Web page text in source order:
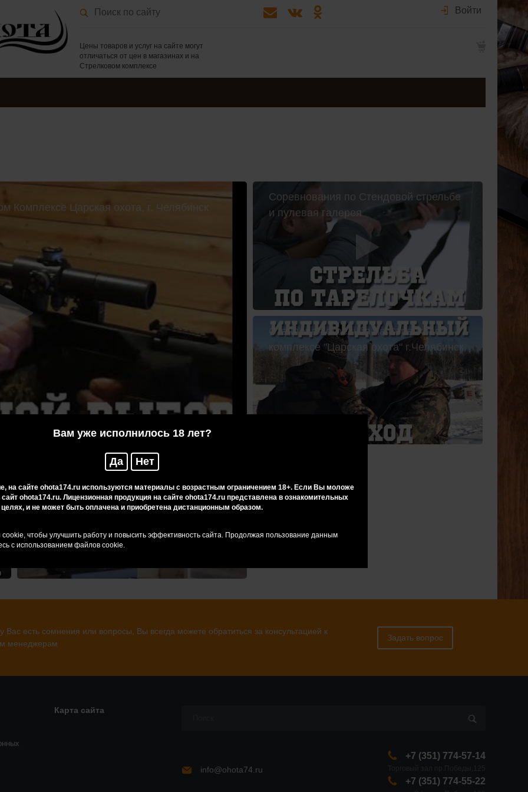
Вам уже исполнилось 18 лет?
Да Нет
на сайте ohota174.ru используются материалы с возрастным ограничением 18+. Если Вы моложе
ohota174.ru. Лицензионная продукция на сайте ohota174.ru представлена в ознакомительных
целях, и не может быть оплачена и приобретена дистанционным образом.
чтобы улучшить работу и повысить эффективность сайта. Продолжая пользование данным
с использованием файлов cookie.
Войти
Цены товаров и услуг на сайте могут
отличаться от цен в магазинах и на
Стрелковом комплексе
Комплексе Царская охота, г. Челябинск
Соревнования по Стендовой стрельбе
и пулевая галерея
Стендовая стрельба на Стрелковом
комплексе "Царская охота" г.Челябинск
Нарезная галерея 300 метров в
Стрелковом комплексе "Царская охота"
г.Челябинск
Вас есть сомнения или вопросы, Вы всегда можете обратиться за консультацией к
менеджерам
Задать вопрос
Карта сайта
info@ohota74.ru
+7 (351) 774-57-14
+7 (351) 774-55-22